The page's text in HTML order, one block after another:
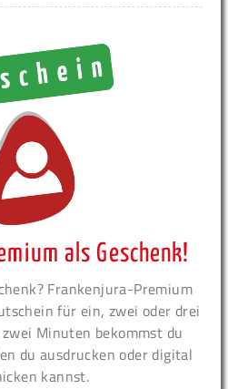
als Geschenk!
Frankenjura-Premium
für ein, zwei oder drei
Minuten bekommst du
du ausdrucken oder digital
kannst.